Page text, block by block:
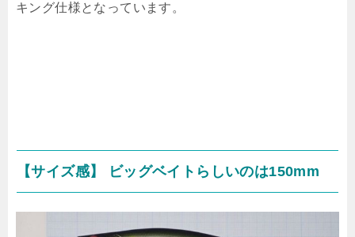
キング仕様となっています。
【サイズ感】 ビッグベイトらしいのは150mm